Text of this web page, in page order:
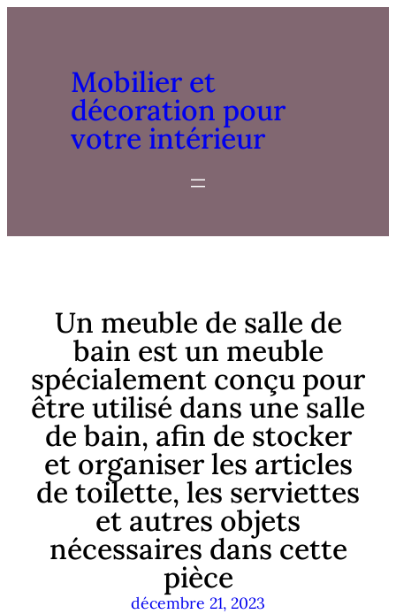
Mobilier et
décoration pour
votre intérieur
Un meuble de salle de
bain est un meuble
spécialement conçu pour
être utilisé dans une salle
de bain, afin de stocker
et organiser les articles
de toilette, les serviettes
et autres objets
nécessaires dans cette
pièce
décembre 21, 2023